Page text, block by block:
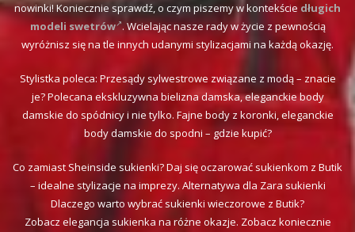
nowinki! Koniecznie sprawdź, o czym piszemy w kontekście długich
modeli swetrów . Wcielając nasze rady w życie z pewnością
wyróżnisz się na tle innych udanymi stylizacjami na każdą okazję.
Stylistka poleca: Przesądy sylwestrowe związane z modą – znacie
je? Polecana ekskluzywna bielizna damska, eleganckie body
damskie do spódnicy i nie tylko. Fajne body z koronki, eleganckie
body damskie do spodni – gdzie kupić?
Co zamiast Sheinside sukienki? Daj się oczarować sukienkom z Butik
– idealne stylizacje na imprezy. Alternatywa dla Zara sukienki
Dlaczego warto wybrać sukienki wieczorowe z Butik?
Zobacz elegancja sukienka na różne okazje. Zobacz koniecznie